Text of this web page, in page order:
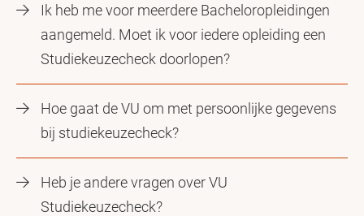
Ik heb me voor meerdere Bacheloropleidingen
aangemeld. Moet ik voor iedere opleiding een
Studiekeuzecheck doorlopen?
Hoe gaat de VU om met persoonlijke gegevens
bij studiekeuzecheck?
Heb je andere vragen over VU
Studiekeuzecheck?